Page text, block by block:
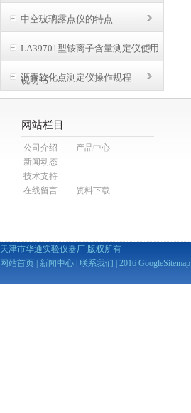
中空玻璃露点仪的特点
LA39701型铵离子含量测定仪使用
说明书
沥青软化点测定仪操作规程
网站栏目
公司介绍
产品中心
新闻动态
技术支持
在线留言
资料下载
天津市华通实验仪器厂 版权所有
网站首页
新闻中心 联系我们 | 2016 GoogleSitemap